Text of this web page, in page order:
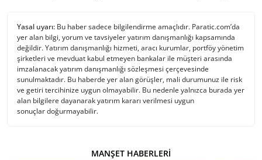
Yasal uyarı: Bu haber sadece bilgilendirme amaçlıdır. Paratic.com’da
yer alan bilgi, yorum ve tavsiyeler yatırım danışmanlığı kapsamında
değildir. Yatırım danışmanlığı hizmeti, aracı kurumlar, portföy yönetim
şirketleri ve mevduat kabul etmeyen bankalar ile müşteri arasında
imzalanacak yatırım danışmanlığı sözleşmesi çerçevesinde
sunulmaktadır. Bu haberde yer alan görüşler, mali durumunuz ile risk
ve getiri tercihinize uygun olmayabilir. Bu nedenle yalnızca burada yer
alan bilgilere dayanarak yatırım kararı verilmesi uygun
sonuçlar doğurmayabilir.
MANŞET HABERLERI